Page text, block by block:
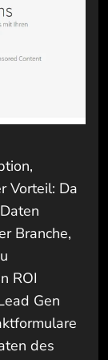
Vorteil: Da
Branche,
ROI
Gen
des